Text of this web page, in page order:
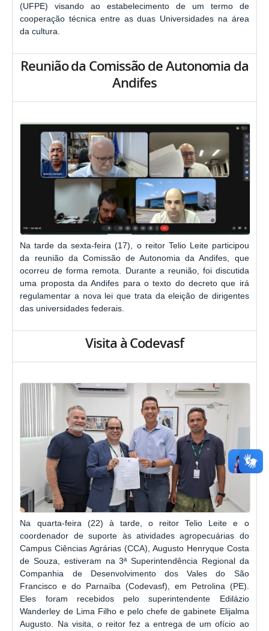
(UFPE) visando ao estabelecimento de um termo de
cooperação técnica entre as duas Universidades na área
da cultura.
Reunião da Comissão de Autonomia da
Andifes
Na tarde da sexta-feira (17), o reitor Telio Leite participou
da reunião da Comissão de Autonomia da Andifes, que
ocorreu de forma remota. Durante a reunião, foi discutida
uma proposta da Andifes para o texto do decreto que irá
regulamentar a nova lei que trata da eleição de dirigentes
das universidades federais.
Visita à Codevasf
Na quarta-feira (22) à tarde, o reitor Telio Leite e o
coordenador de suporte às atividades agropecuárias do
Campus Ciências Agrárias (CCA), Augusto Henryque Costa
de Souza, estiveram na 3ª Superintendência Regional da
Companhia de Desenvolvimento dos Vales do São
Francisco e do Parnaíba (Codevasf), em Petrolina (PE).
Eles foram recebidos pelo superintendente Edilázio
Wanderley de Lima Filho e pelo chefe de gabinete Elijalma
Augusto. Na visita, o reitor fez a entrega de um ofício ao